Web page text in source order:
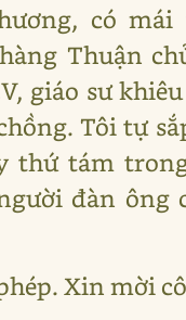
có mái
Thuận
giáo sư
Tôi tự
thứ tám
đàn ông
Xin mời